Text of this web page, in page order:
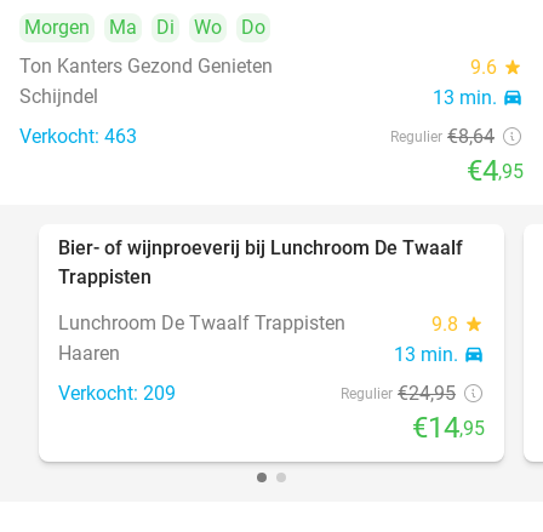
Morgen Ma Di Wo
Do
Ton Kanters Gezond Genieten
9.6 star
Schijndel 13 min. directions_car
Verkocht: 463 Regulier €8,64
€4,95
40%
Bier- of wijnproeverij bij Lunchroom De Twaalf
Trappisten
Lunchroom De Twaalf Trappisten
9.8 star
Haaren 13 min. directions_car
Verkocht: 209 Regulier €24,95
€14,95